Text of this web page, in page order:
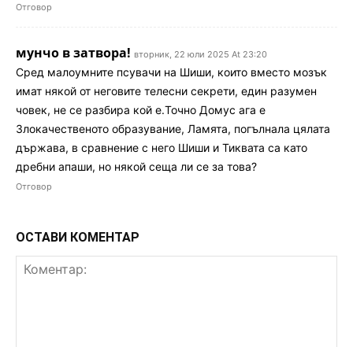
Отговор
мунчо в затвора! вторник, 22 юли 2025 At 23:20
Сред малоумните псувачи на Шиши, които вместо мозък
имат някой от неговите телесни секрети, един разумен
човек, не се разбира кой е.Точно Домус ага е
Злокачественото образувание, Ламята, погълнала цялата
държава, в сравнение с него Шиши и Тиквата са като
дребни апаши, но някой сеща ли се за това?
Отговор
ОСТАВИ КОМЕНТАР